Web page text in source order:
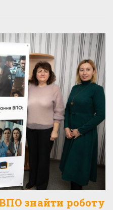
знайти роботу